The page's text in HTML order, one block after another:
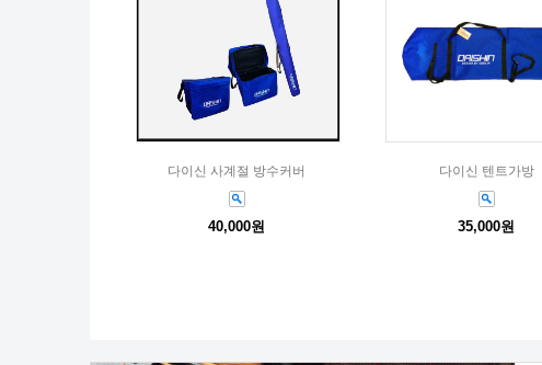
다이신 사계절 방수커버
40,000원
다이신 텐트가방
35,000원